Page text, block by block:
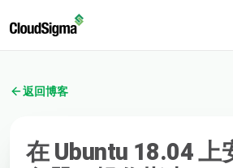
返回博客
在 Ubuntu 18.04 上